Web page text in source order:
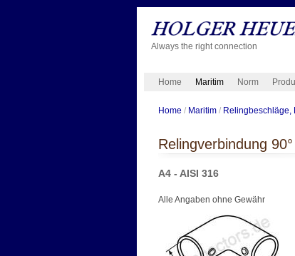
Always the right connection
Home Maritim Norm
Home / Maritim/ Relingbeschläge,
Relingverbindung 90°
A4 - AISI 316
Alle Angaben ohne Gewähr